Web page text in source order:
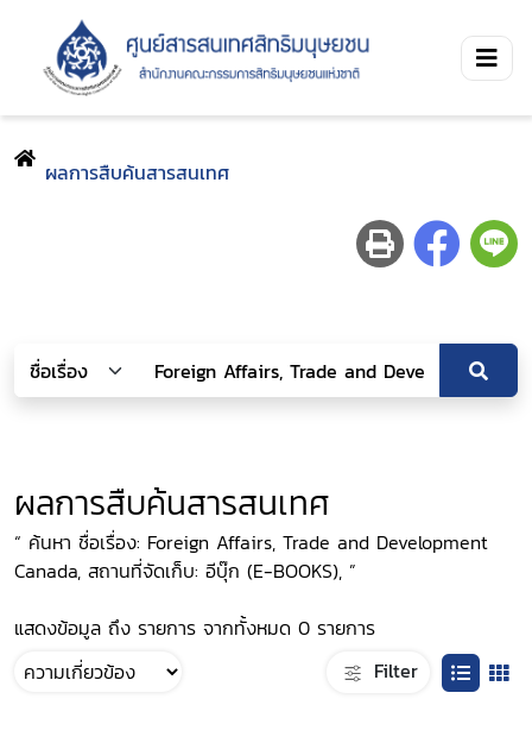
ผลการสืบค้นสารสนเทศ
ผลการสืบค้นสารสนเทศ
“ ค้นหา ชื่อเรื่อง: Foreign Affairs, Trade and Development
Canada, สถานที่จัดเก็บ: อีบุ๊ก (E-BOOKS), ”
แสดงข้อมูล ถึง รายการ จากทั้งหมด 0 รายการ
Filter